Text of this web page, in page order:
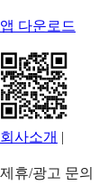
앱 다운로드
회사소개 |
제휴/광고 문의